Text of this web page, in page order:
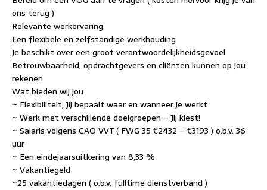
ons terug )
Relevante werkervaring
Een flexibele en zelfstandige werkhouding
Je beschikt over een groot verantwoordelijkheidsgevoel
Betrouwbaarheid, opdrachtgevers en cliënten kunnen op jou
rekenen
Wat bieden wij jou
~ Flexibiliteit, Jij bepaalt waar en wanneer je werkt.
~ Werk met verschillende doelgroepen – Jij kiest!
~ Salaris volgens CAO VVT ( FWG 35 €2432 – €3193 ) o.b.v. 36
uur
~ Een eindejaarsuitkering van 8,33 %
~ Vakantiegeld
~25 vakantiedagen ( o.b.v. fulltime dienstverband )